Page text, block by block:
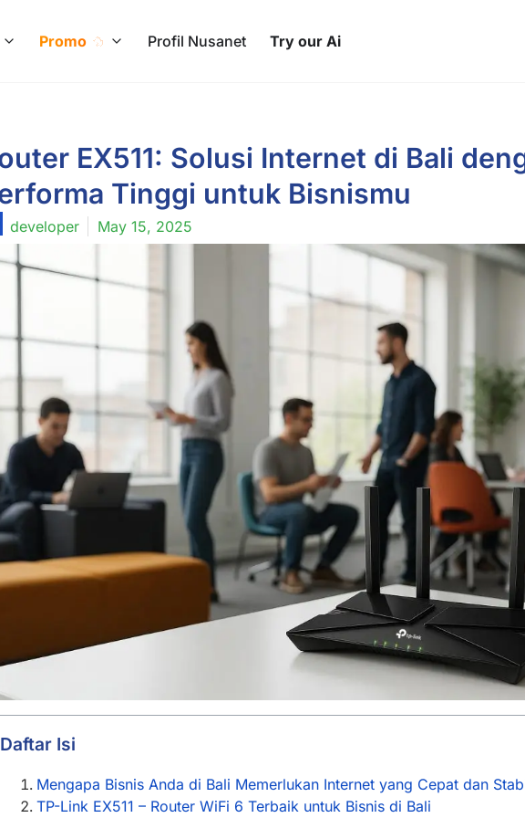
Promo Profil Nusanet Try our Ai
EX511: Solusi Internet di Bali
Tinggi untuk Bisnismu
developer May 15, 2025
Daftar Isi
Mengapa Bisnis Anda di Bali Memerlukan Internet yang Cepat dan
TP-Link EX511 – Router WiFi 6 Terbaik untuk Bisnis di Bali